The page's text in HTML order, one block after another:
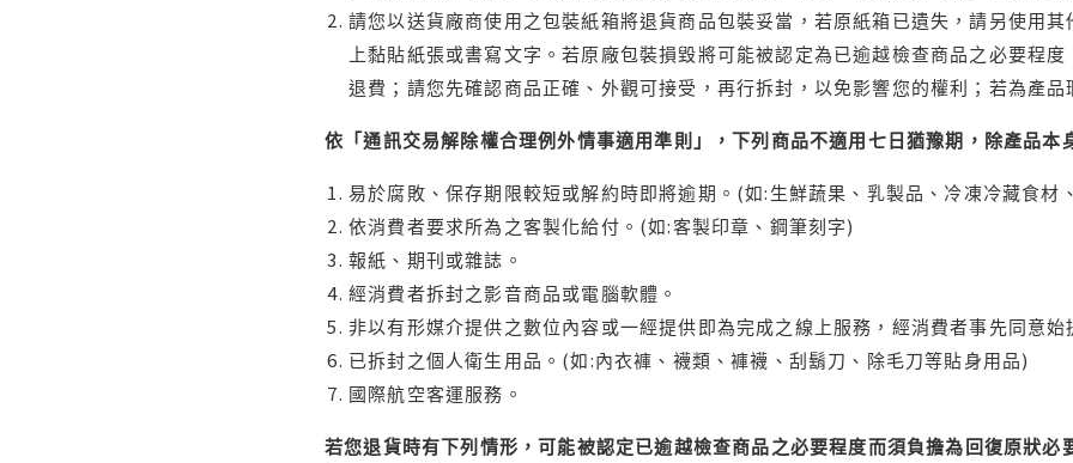
請您以送貨廠商使用之包裝紙箱將退貨商品包裝妥當，若原紙箱已遺失，請另使用
上黏貼紙張或書寫文字。若原廠包裝損毀將可能被認定為已逾越檢查商品之必要程
退費；請您先確認商品正確、外觀可接受，再行拆封，以免影響您的權利；若為產
依「通訊交易解除權合理例外情事適用準則」，下列商品不適用七日猶豫期，除產品本
易於腐敗、保存期限較短或解約時即將逾期。(如:生鮮蔬果、乳製品、冷凍冷藏食材
依消費者要求所為之客製化給付。(如:客製印章、鋼筆刻字)
報紙、期刊或雜誌。
經消費者拆封之影音商品或電腦軟體。
非以有形媒介提供之數位內容或一經提供即為完成之線上服務，經消費者事先同意
已拆封之個人衛生用品。(如:內衣褲、襪類、褲襪、刮鬍刀、除毛刀等貼身用品)
國際航空客運服務。
若您退貨時有下列情形，可能被認定已逾越檢查商品之必要程度而須負擔為回復原狀